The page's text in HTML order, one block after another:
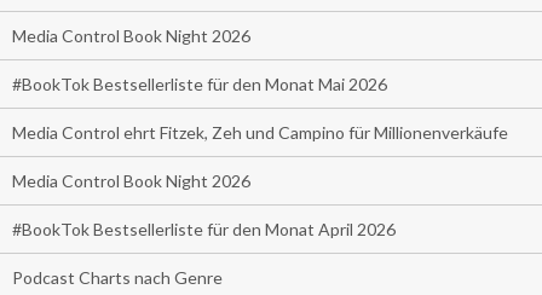
Media Control Book Night 2026
#BookTok Bestsellerliste für den Monat Mai 2026
Media Control ehrt Fitzek, Zeh und Campino für Millionenverkäufe
Media Control Book Night 2026
#BookTok Bestsellerliste für den Monat April 2026
Podcast Charts nach Genre